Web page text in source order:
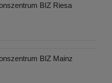
BIZ Riesa
BIZ Mainz